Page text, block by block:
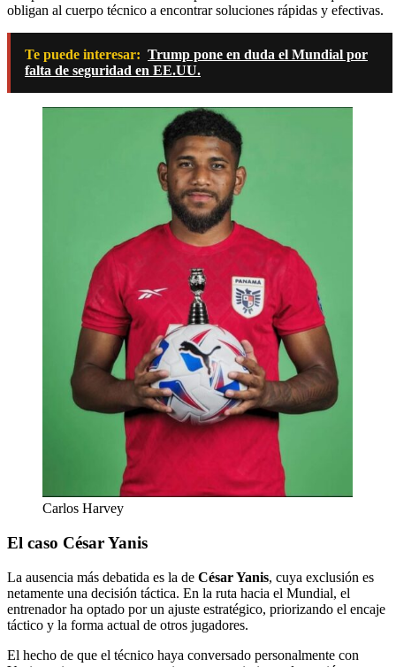
obligan al cuerpo técnico a encontrar soluciones rápidas y efectivas.
Te puede interesar: Trump pone en duda el Mundial por
falta de seguridad en EE.UU.
Carlos Harvey
El caso César Yanis
La ausencia más debatida es la de César Yanis, cuya exclusión es
netamente una decisión táctica. En la ruta hacia el Mundial, el
entrenador ha optado por un ajuste estratégico, priorizando el encaje
táctico y la forma actual de otros jugadores.
El hecho de que el técnico haya conversado personalmente con